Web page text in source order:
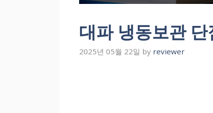
대파 냉동보관
2025년 05월 22일 by reviewer